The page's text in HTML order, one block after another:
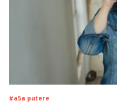
#a5a putere